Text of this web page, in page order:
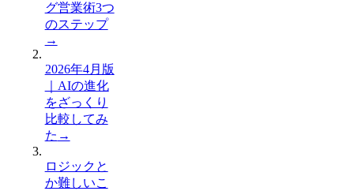
グ営業術3つ
のステップ
→
2026年4月版
｜AIの進化
をざっくり
比較してみ
た →
ロジックと
か難しいこ